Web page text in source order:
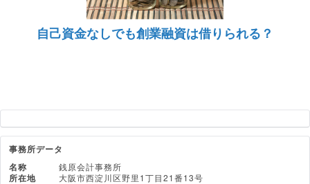
自己資金なしでも創業融資は借りられる？
事務所データ
名称
銭原会計事務所
所在地 大阪市西淀川区野里1丁目21番13号